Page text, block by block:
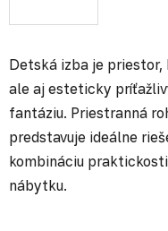
Detská izba je
ale aj esteticky
fantáziu. Priestranná
predstavuje ideálne
kombináciu
nábytku.